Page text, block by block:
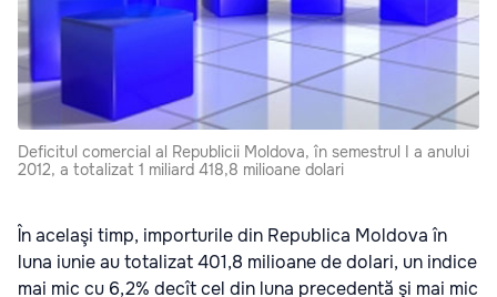
Deficitul comercial al Republicii Moldova, în semestrul I a anului
2012, a totalizat 1 miliard 418,8 milioane dolari
În acelaşi timp, importurile din Republica Moldova în
luna iunie au totalizat 401,8 milioane de dolari, un indice
mai mic cu 6,2% decît cel din luna precedentă şi mai mic